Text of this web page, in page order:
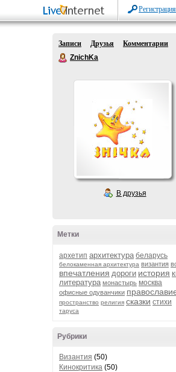
Регистрация
Записи Друзья
Комментарии
ZnichKa
В друзья
Метки
архетип архитектура беларусь
белокаменная архитектура византия
впечатления дороги история
литература монастырь москва
офисные одуванчики
пространство религия сказки стихи
таруса
Рубрики
Византия (50)
Кинокритика (50)